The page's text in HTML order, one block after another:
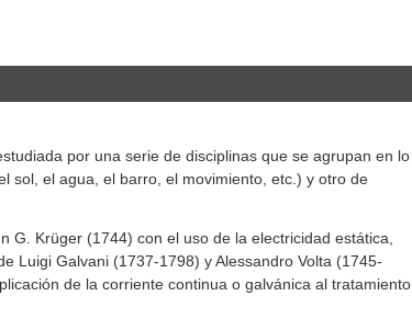
por una serie de disciplinas que se agrupan en lo
sol, el agua, el barro, el movimiento, etc.) y otro de
G. Krüger (1744) con el uso de la electricidad estática,
Luigi Galvani (1737-1798) y Alessandro Volta (1745-
de la corriente continua o galvánica al tratamiento